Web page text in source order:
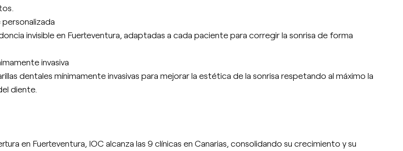
invisible en Fuerteventura, adaptadas a cada paciente para corregir la sonrisa de forma
invasiva
dentales mínimamente invasivas para mejorar la estética de la sonrisa respetando al máximo la
diente.
en Fuerteventura, IOC alcanza las 9 clínicas en Canarias, consolidando su crecimiento y su